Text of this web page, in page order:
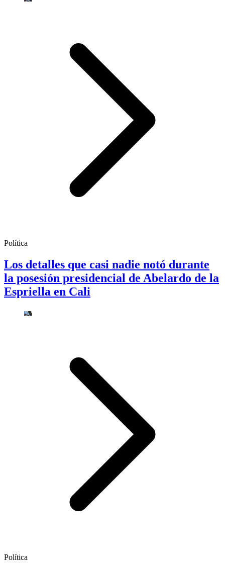
Política
Los detalles que casi nadie notó durante
la posesión presidencial de Abelardo de la
Espriella en Cali
Política